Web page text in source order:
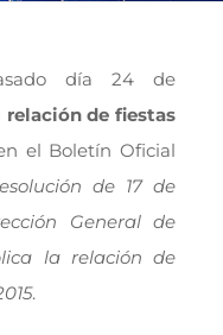
día 24 de
relación de fiestas
el Boletín Oficial
de 17 de
General de
la relación de
.